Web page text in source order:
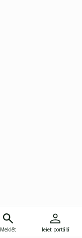
Meklēt Ieiet portālā